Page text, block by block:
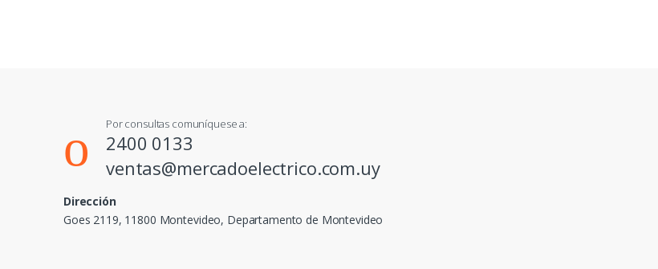
Por consultas comuníquese a:
2400 0133
ventas@mercadoelectrico.com.uy
Dirección
Goes 2119, 11800 Montevideo, Departamento de Montevideo